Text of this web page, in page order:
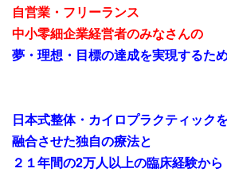
自営業・フリーランス
中小零細企業経営者のみなさんの
夢・理想・目標の達成を実現するた
日本式整体・カイロプラクティック
融合させた独自の療法と
２１年間の2万人以上の臨床経験から